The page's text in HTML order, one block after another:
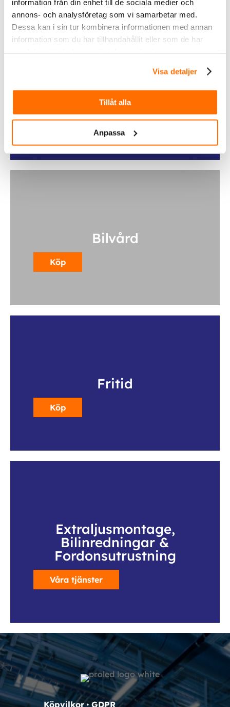
information från din enhet till de sociala medier och
annons- och analysföretag som vi samarbetar med.
Dessa kan i sin tur kombinera informationen med annan
information som du har tillhandahållit eller som de har
Visa detaljer
Tillåt alla
Anpassa
Fordonsbelysning
Köp
Fritid
Köp
Bilvård
Köp
Extraljusmontage,
Bilinredningar &
Fordonsutrustning
Våra tjänster
Köpvilkor•GDPR